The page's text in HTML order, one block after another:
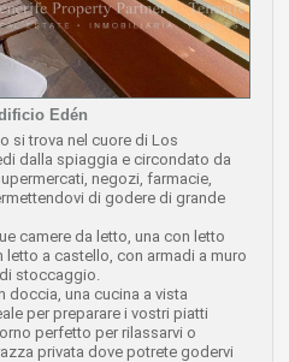
Edén
si trova nel cuore di Los
dalla spiaggia e circondato da
negozi, farmacie,
di godere di grande
camere da letto, una con letto
a castello, con armadi a muro
stoccaggio.
doccia, una cucina a vista
per preparare i vostri piatti
perfetto per rilassarvi o
privata dove potrete godervi